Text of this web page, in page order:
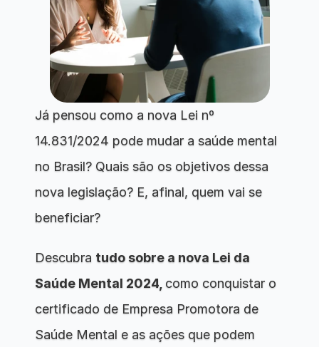
Já pensou como a nova Lei nº
14.831/2024 pode mudar a saúde mental
no Brasil? Quais são os objetivos dessa
nova legislação? E, afinal, quem vai se
beneficiar?
Descubra tudo sobre a nova Lei da
Saúde Mental 2024, como conquistar o
certificado de Empresa Promotora de
Saúde Mental e as ações que podem